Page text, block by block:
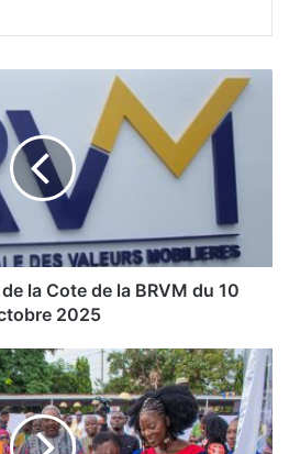
la Cote de la BRVM du 10
2025